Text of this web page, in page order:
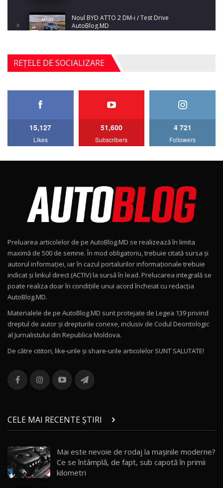
4
Noul BYD ATTO 2 DM-i / Test Drive
AutoBlog.MD
17:35
5
Noul Mercedes-Benz S-Class facelift (S 580
4MATIC V223) / Test Drive AutoBlog.MD
27:33
AutoBlog.MD
15:08
Noul Geely EX2 / Test Drive AutoBlog.MD
15:22
Mercedes-AMG E 53 HYBRID 4MATIC+ / Test
Drive AutoBlog.MD
16:27
11
Noul Volvo ES90 / Test Drive AutoBlog.MD
12
Noul MG HS / Test Drive AutoBlog.MD
16:48
13
combină aventura cu luxul / AutoBlog.MD
36:08
chinez care face lumea să se întoarcă după el
/ AutoBlog.MD
17:27
15 14:37
REȚELE DE SOCIALIZARE
15,127
Likes
51,600
Subscribers
4 721
Followers
Preluarea articolelor de pe AutoBlog.MD se realizează în limita
maximă de 500 de semne. În mod obligatoriu, trebuie citată sursa și
autorul informației, iar în cazul portalurilor informaționale trebuie
indicat și linkul direct (ACTIV) la sursă în lead. Prelucarea integrală se
poate realiza doar în condițiile unui acord încheiat cu redacţia
AutoBlog.MD.
Materialele de pe AutoBlog.MD sunt protejate de Legea 139 privind
dreptul de autor și drepturile conexe, inclusiv de Codul Deontologic
al Jurnalistului din Republica Moldova.
De către cititori, like-urile şi share-urile articolelor SUNT SALUTATE!
CELE MAI RECENTE ȘTIRI
Mai este nevoie de rodaj la mașinile moderne?
Ce se întâmplă, de fapt, sub capotă în primii
kilometri